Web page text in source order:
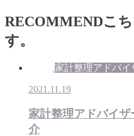
RECOMMENDこ
す。
家計整理アドバイ
2021.11.19
家計整理アドバイ
介